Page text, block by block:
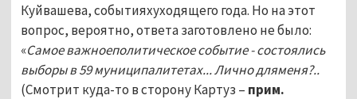
Куйвашева, событияхуходящего года. Но на этот
вопрос, вероятно, ответа заготовлено не было:
«Самое важноеполитическое событие - состоялись
выборы в 59 муниципалитетах... Лично дляменя?..
(Смотрит куда-то в сторону Картуз – прим.